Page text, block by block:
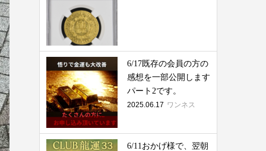
6/17既存の会員の方の
感想を一部公開します
パート2です。
2025.06.17 ワンネス
6/11おかげ様で、翌朝